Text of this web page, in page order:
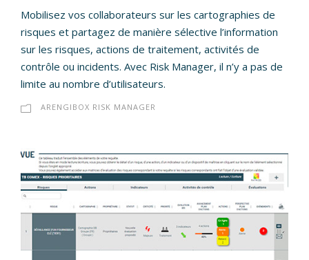
Mobilisez vos collaborateurs sur les cartographies de
risques et partagez de manière sélective l’information
sur les risques, actions de traitement, activités de
contrôle ou incidents. Avec Risk Manager, il n’y a pas de
limite au nombre d’utilisateurs.
ARENGIBOX RISK MANAGER